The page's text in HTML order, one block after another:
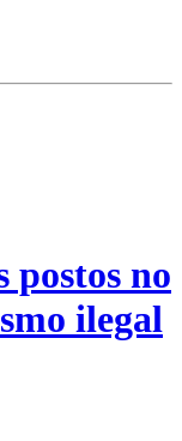
postos no
ilegal